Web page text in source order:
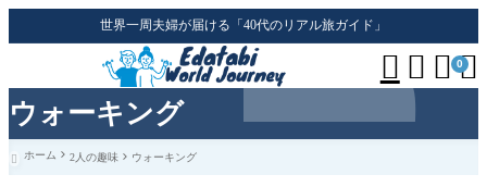
ウォーキング
世界一周夫婦が届ける「40代のリアル旅ガイド」
   0
 ホーム 2人の趣味 ウォーキング